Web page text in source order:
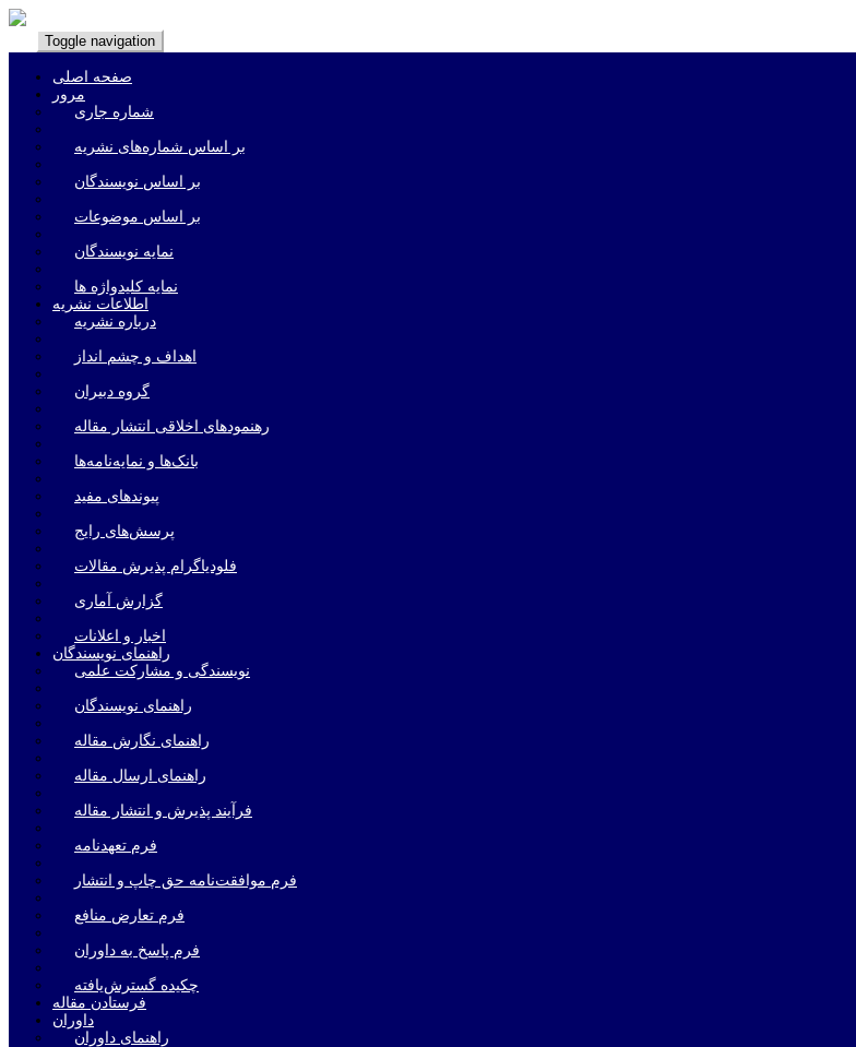
Toggle navigation
صفحه اصلی
مرور
شماره جاری
بر اساس شماره‌های نشریه
بر اساس نویسندگان
بر اساس موضوعات
نمایه نویسندگان
نمایه کلیدواژه ها
اطلاعات نشریه
درباره نشریه
اهداف و چشم انداز
گروه دبیران
رهنمودهای اخلاقی انتشار مقاله
بانک‌ها و نمایه‌‌نامه‌ها
پیوندهای مفید
پرسش‌های رایج
فلودیاگرام پذیرش مقالات
گزارش آماری
اخبار و اعلانات
راهنمای نویسندگان
نویسندگی و مشارکت علمی
راهنمای نویسندگان
راهنمای نگارش مقاله
راهنمای ارسال مقاله
فرآیند پذیرش و انتشار مقاله
فرم تعهدنامه
فرم موافقت‌نامه حق چاپ و انتشار
فرم تعارض منافع
فرم پاسخ به داوران
چکیده گسترش‌یافته
فرستادن مقاله
داوران
راهنمای داوران